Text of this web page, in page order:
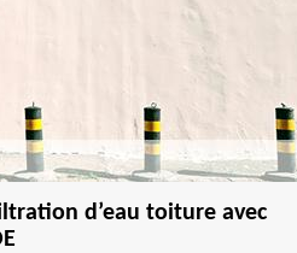
d’eau toiture avec